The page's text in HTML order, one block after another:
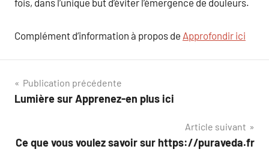
fois, dans l’unique but d’éviter l’émergence de douleurs.
Complément d’information à propos de Approfondir ici
Navigation
de
Publication précédente
Lumière sur Apprenez-en plus ici
Article suivant
Ce que vous voulez savoir sur https://puraveda.fr